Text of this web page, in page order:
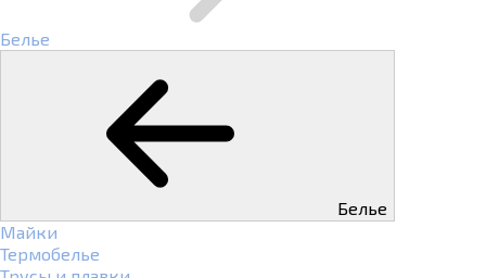
Белье
Белье
Майки
Термобелье